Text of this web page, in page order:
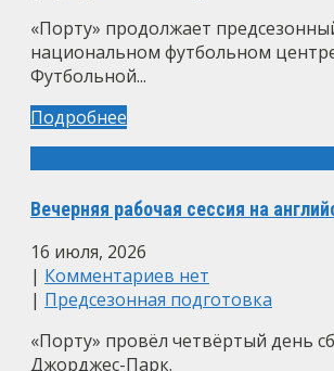
«Порту» продолжает
национальном футбольном
Футбольной...
Подробнее
Вечерняя рабочая сессия на
16 июля, 2026
| Комментариев нет
| Предсезонная подготовка
«Порту» провёл четвёртый день
Джорджес-Парк.